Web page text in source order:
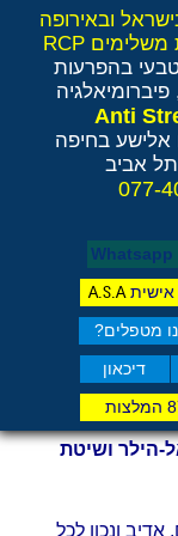
אישיתA.S.A
דיכאון
מטפלים?
Whatsapp
בהפרעות
אלישע בחיפה
ונכון לכל
הילר ושיטת